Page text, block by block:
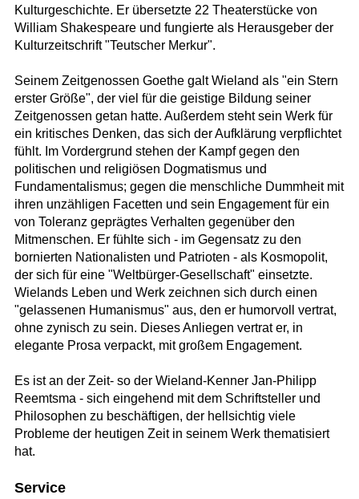
Kulturgeschichte. Er übersetzte 22 Theaterstücke von
William Shakespeare und fungierte als Herausgeber der
Kulturzeitschrift "Teutscher Merkur".
Seinem Zeitgenossen Goethe galt Wieland als "ein Stern
erster Größe", der viel für die geistige Bildung seiner
Zeitgenossen getan hatte. Außerdem steht sein Werk für
ein kritisches Denken, das sich der Aufklärung verpflichtet
fühlt. Im Vordergrund stehen der Kampf gegen den
politischen und religiösen Dogmatismus und
Fundamentalismus; gegen die menschliche Dummheit mit
ihren unzähligen Facetten und sein Engagement für ein
von Toleranz geprägtes Verhalten gegenüber den
Mitmenschen. Er fühlte sich - im Gegensatz zu den
bornierten Nationalisten und Patrioten - als Kosmopolit,
der sich für eine "Weltbürger-Gesellschaft" einsetzte.
Wielands Leben und Werk zeichnen sich durch einen
"gelassenen Humanismus" aus, den er humorvoll vertrat,
ohne zynisch zu sein. Dieses Anliegen vertrat er, in
elegante Prosa verpackt, mit großem Engagement.
Es ist an der Zeit- so der Wieland-Kenner Jan-Philipp
Reemtsma - sich eingehend mit dem Schriftsteller und
Philosophen zu beschäftigen, der hellsichtig viele
Probleme der heutigen Zeit in seinem Werk thematisiert
hat.
Service